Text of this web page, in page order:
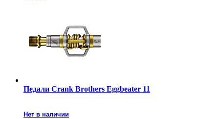
Педали Crank Brothers Eggbeater 11
Нет в наличии